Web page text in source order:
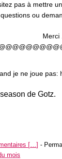
pas à mettre
ou
Merci .
je ne joue
de Gotz.
[…] -
mois